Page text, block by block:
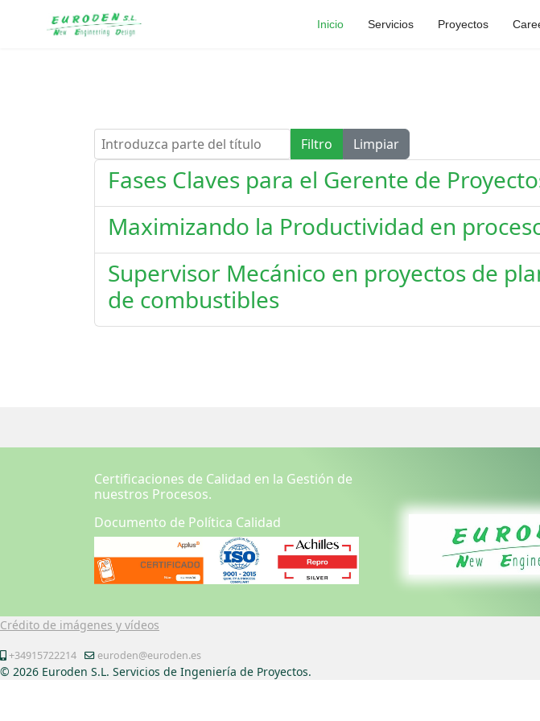
Inicio Servicios Proyectos
Introduzca parte del título Filtro Limpiar
Fases Claves para el Gerente de
Maximizando la Productividad en
Supervisor Mecánico en proyectos de
de combustibles
Certificaciones de Calidad en la Gestión de
nuestros Procesos.
Documento de Política Calidad
Crédito de imágenes y vídeos
+34915722214 euroden@euroden.es
© 2026 Euroden S.L. Servicios de Ingeniería de Proyectos.